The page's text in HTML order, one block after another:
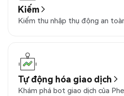
Kiếm
Kiếm thu nhập thụ động an
Tự động hóa giao dịch
Khám phá bot giao dịch của